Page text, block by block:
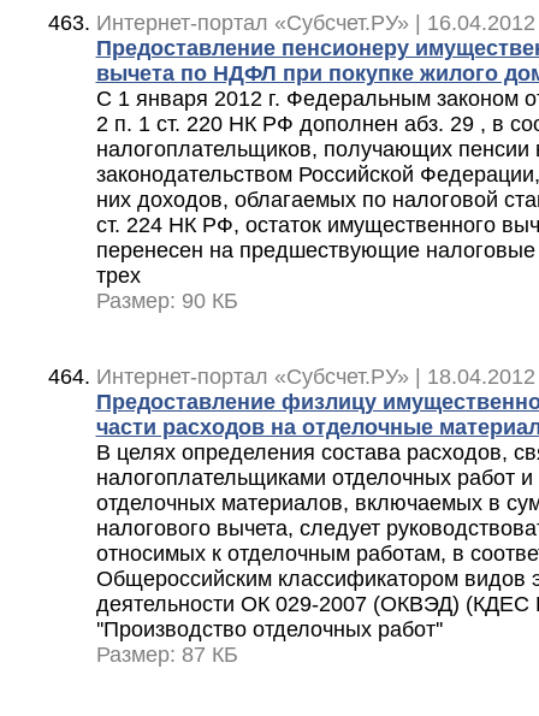
Интернет-портал «Субсчет.РУ» |
Предоставление пенсионеру
вычета по НДФЛ при покупке жилого
С 1 января 2012 г. Федеральным законом
2 п. 1 ст. 220 НК РФ дополнен абз. 29 , в
налогоплательщиков, получающих пенсии
законодательством Российской
них доходов, облагаемых по налоговой
ст. 224 НК РФ, остаток имущественного
перенесен на предшествующие
трех
Размер: 90 КБ
Интернет-портал «Субсчет.РУ» |
Предоставление физлицу
части расходов на отделочные
В целях определения состава расходов,
налогоплательщиками отделочных работ
отделочных материалов, включаемых в
налогового вычета, следует
относимых к отделочным работам, в
Общероссийским классификатором видов
деятельности ОК 029-2007 (ОКВЭД) (КДЕС
''Производство отделочных работ''
Размер: 87 КБ